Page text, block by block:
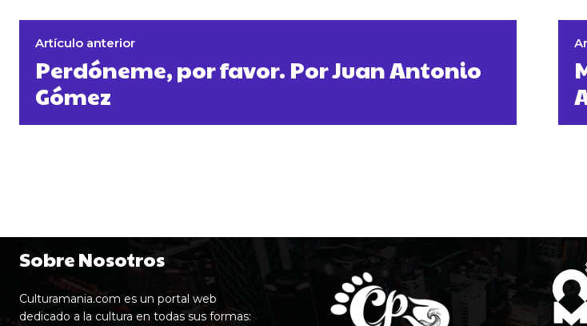
Artículo anterior
Perdóneme, por favor. Por Juan Antonio
Gómez
Sobre Nosotros
Culturamania.com es un portal web
dedicado a la cultura en todas sus formas: